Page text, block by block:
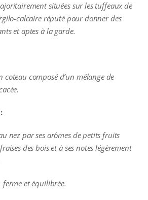
situées sur les tuffeaux de
calcaire réputé pour donner des
et aptes à la garde.
coteau composé d’un mélange de
nez par ses arômes de petits fruits
des bois et à ses notes légèrement
ferme et équilibrée.